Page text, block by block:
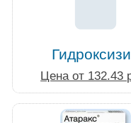
Цена от 132.43